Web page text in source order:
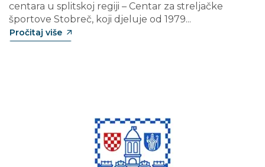
centara u splitskoj regiji – Centar za streljačke
športove Stobreč, koji djeluje od 1979...
Pročitaj više